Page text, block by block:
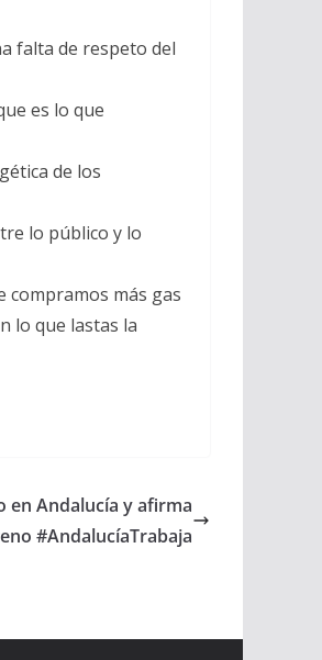
falta de respeto del
es lo que
de los
lo público y lo
compramos más gas
lo que lastas la
en Andalucía y afirma
#AndalucíaTrabaja